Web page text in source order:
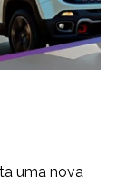
uma nova